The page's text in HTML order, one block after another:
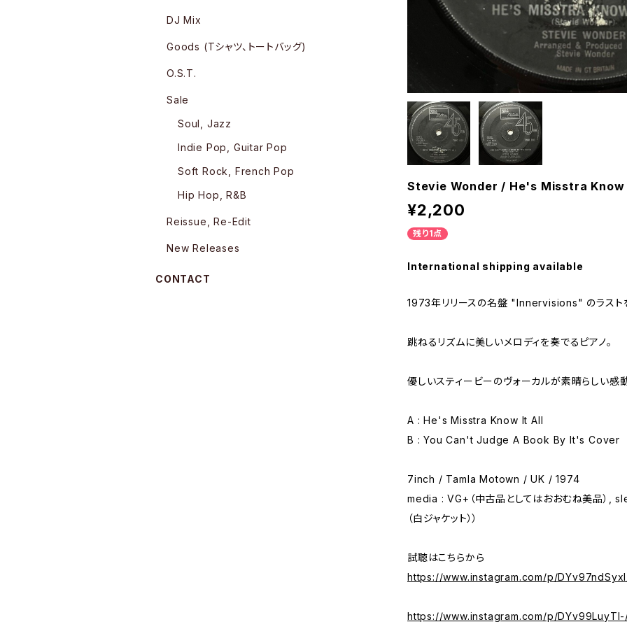
Stevie Wonder / He's Misstra
¥2,200
残り1点
International shipping available
1973年リリースの名盤 "Innervisions" のラスト
跳ねるリズムに美しいメロディを奏でるピアノ。
優しいスティービーのヴォーカルが素晴らしい感動
A : He's Misstra Know It All
B : You Can't Judge A Book By It's Cover
7inch / Tamla Motown / UK / 1974
media : VG+（中古品としてはおおむね美品）,
（白ジャケット））
試聴はこちらから
https://www.instagram.com/p/
https://www.instagram.com/p/
DJ Mix
Goods (Tシャツ、トートバッグ)
O.S.T.
Sale
Soul, Jazz
Indie Pop, Guitar Pop
Soft Rock, French Pop
Hip Hop, R&B
Reissue, Re-Edit
New Releases
CONTACT